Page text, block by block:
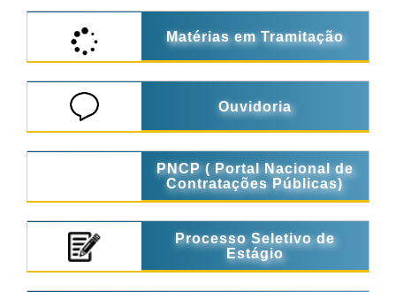
Matérias em Tramitação
Ouvidoria
PNCP ( Portal Nacional de
Contratações Públicas)
Processo Seletivo de
Estágio